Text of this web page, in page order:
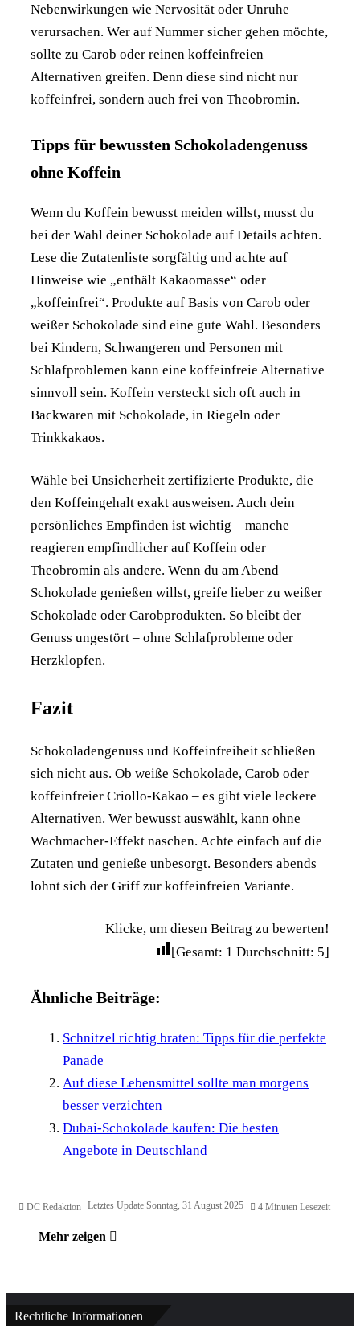
Nebenwirkungen wie Nervosität oder Unruhe
verursachen. Wer auf Nummer sicher gehen möchte,
sollte zu Carob oder reinen koffeinfreien
Alternativen greifen. Denn diese sind nicht nur
koffeinfrei, sondern auch frei von Theobromin.
Tipps für bewussten Schokoladengenuss
ohne Koffein
Wenn du Koffein bewusst meiden willst, musst du
bei der Wahl deiner Schokolade auf Details achten.
Lese die Zutatenliste sorgfältig und achte auf
Hinweise wie „enthält Kakaomasse“ oder
„koffeinfrei“. Produkte auf Basis von Carob oder
weißer Schokolade sind eine gute Wahl. Besonders
bei Kindern, Schwangeren und Personen mit
Schlafproblemen kann eine koffeinfreie Alternative
sinnvoll sein. Koffein versteckt sich oft auch in
Backwaren mit Schokolade, in Riegeln oder
Trinkkakaos.
Wähle bei Unsicherheit zertifizierte Produkte, die
den Koffeingehalt exakt ausweisen. Auch dein
persönliches Empfinden ist wichtig – manche
reagieren empfindlicher auf Koffein oder
Theobromin als andere. Wenn du am Abend
Schokolade genießen willst, greife lieber zu weißer
Schokolade oder Carobprodukten. So bleibt der
Genuss ungestört – ohne Schlafprobleme oder
Herzklopfen.
Fazit
Schokoladengenuss und Koffeinfreiheit schließen
sich nicht aus. Ob weiße Schokolade, Carob oder
koffeinfreier Criollo-Kakao – es gibt viele leckere
Alternativen. Wer bewusst auswählt, kann ohne
Wachmacher-Effekt naschen. Achte einfach auf die
Zutaten und genieße unbesorgt. Besonders abends
lohnt sich der Griff zur koffeinfreien Variante.
Klicke, um diesen Beitrag zu bewerten!
[Gesamt: 1 Durchschnitt: 5]
Ähnliche Beiträge:
Schnitzel richtig braten: Tipps für die perfekte
Panade
Auf diese Lebensmittel sollte man morgens
besser verzichten
Dubai-Schokolade kaufen: Die besten
Angebote in Deutschland
DC Redaktion Letztes Update Sonntag, 31 August 2025 4 Minuten Lesezeit
Mehr zeigen
Rechtliche Informationen